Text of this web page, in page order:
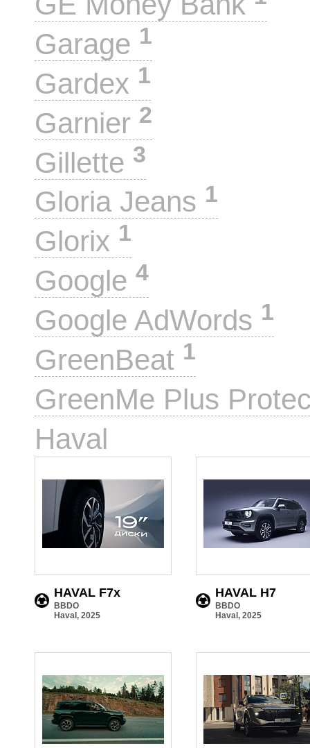
Garage 1
Gardex 1
Garnier 2
Gillette 3
Gloria Jeans 1
Glorix 1
Google 4
Google AdWords 1
GreenBeat 1
GreenMe Plus
Haval
HAVAL F7x
BBDO
Haval, 2025
HAVAL H7
BBDO
Haval, 2025